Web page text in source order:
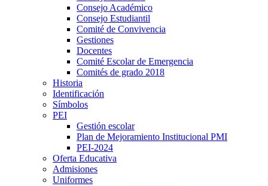
Consejo Académico
Consejo Estudiantil
Comité de Convivencia
Gestiones
Docentes
Comité Escolar de Emergencia
Comités de grado 2018
Historia
Identificación
Símbolos
PEI
Gestión escolar
Plan de Mejoramiento Institucional PMI
PEI-2024
Oferta Educativa
Admisiones
Uniformes